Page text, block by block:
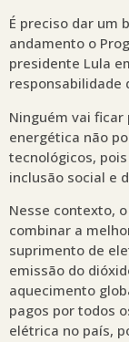
É preciso dar um
andamento o
presidente Lula
responsabilidade
Ninguém vai
energética não
tecnológicos,
inclusão social e
Nesse contexto,
combinar a
suprimento de
emissão do
aquecimento
pagos por todos
elétrica no país,